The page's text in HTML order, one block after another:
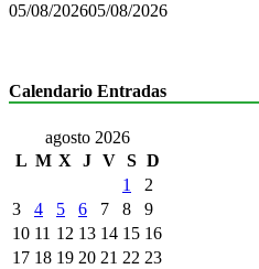
05/08/202605/08/2026
Calendario Entradas
agosto 2026
L M X J V S D
1
2
3
4 5 6 7 8
9
10 11 12 13 14 15 16
17 18 19 20 21 22 23